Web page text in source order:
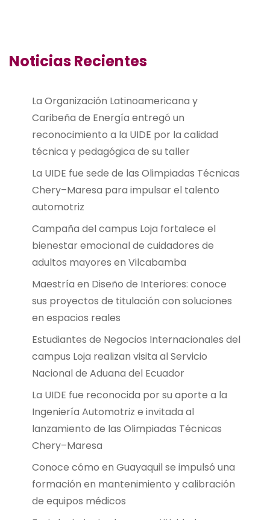
Noticias Recientes
La Organización Latinoamericana y
Caribeña de Energía entregó un
reconocimiento a la UIDE por la calidad
técnica y pedagógica de su taller
La UIDE fue sede de las Olimpiadas Técnicas
Chery–Maresa para impulsar el talento
automotriz
Campaña del campus Loja fortalece el
bienestar emocional de cuidadores de
adultos mayores en Vilcabamba
Maestría en Diseño de Interiores: conoce
sus proyectos de titulación con soluciones
en espacios reales
Estudiantes de Negocios Internacionales del
campus Loja realizan visita al Servicio
Nacional de Aduana del Ecuador
La UIDE fue reconocida por su aporte a la
Ingeniería Automotriz e invitada al
lanzamiento de las Olimpiadas Técnicas
Chery–Maresa
Conoce cómo en Guayaquil se impulsó una
formación en mantenimiento y calibración
de equipos médicos